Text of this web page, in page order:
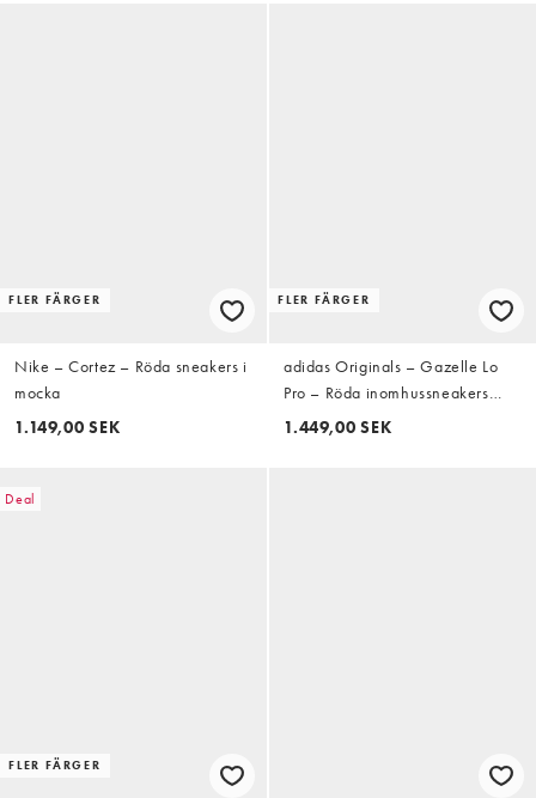
FLER FÄRGER
Nike – Cortez – Röda sneakers i
mocka
1.149,00 SEK
FLER FÄRGER
adidas Originals – Gazelle Lo
Pro – Röda inomhussneakers
med gummisula
1.449,00 SEK
Deal
FLER FÄRGER